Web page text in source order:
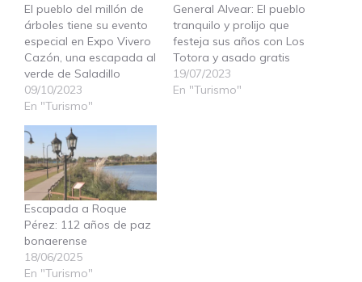
El pueblo del millón de
árboles tiene su evento
especial en Expo Vivero
Cazón, una escapada al
verde de Saladillo
09/10/2023
En "Turismo"
General Alvear: El pueblo
tranquilo y prolijo que
festeja sus años con Los
Totora y asado gratis
19/07/2023
En "Turismo"
Escapada a Roque
Pérez: 112 años de paz
bonaerense
18/06/2025
En "Turismo"